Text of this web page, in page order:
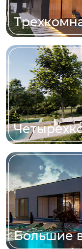
Большие